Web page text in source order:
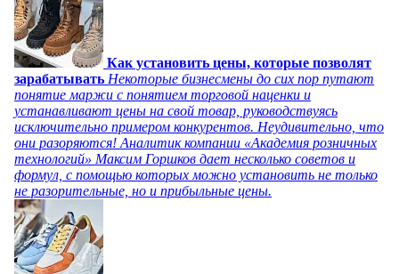
Как установить цены, которые позволят
зарабатывать Некоторые бизнесмены до сих пор путают
понятие маржи с понятием торговой наценки и
устанавливают цены на свой товар, руководствуясь
исключительно примером конкурентов. Неудивительно, что
они разоряются! Аналитик компании «Академия розничных
технологий» Максим Горшков дает несколько советов и
формул, с помощью которых можно установить не только
не разорительные, но и прибыльные цены.